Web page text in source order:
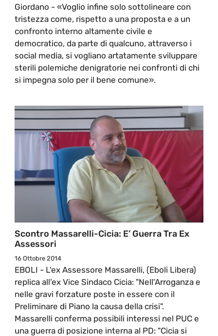
Giordano - «Voglio infine solo sottolineare con
tristezza come, rispetto a una proposta e a un
confronto interno altamente civile e
democratico, da parte di qualcuno, attraverso i
social media, si vogliano artatamente sviluppare
sterili polemiche denigratorie nei confronti di chi
si impegna solo per il bene comune».
Scontro Massarelli-Cicia: E’ Guerra Tra Ex
Assessori
16 Ottobre 2014
EBOLI - L'ex Assessore Massarelli, (Eboli Libera)
replica all'ex Vice Sindaco Cicia: "Nell'Arroganza e
nelle gravi forzature poste in essere con il
Preliminare di Piano la causa della crisi".
Massarelli conferma possibili interessi nel PUC e
una guerra di posizione interna al PD: "Cicia si